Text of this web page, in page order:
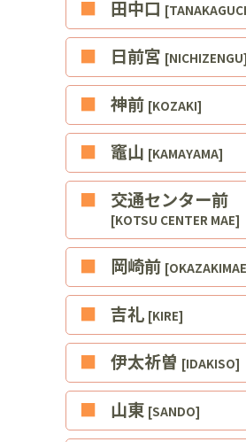
■田中口
■日前宮 [NICHIZENGU]
■神前 [KOZAKI]
■竈山 [KAMAYAMA]
■交通センター前
[KOTSU CENTER MAE]
■岡崎前
■吉礼 [KIRE]
■伊太祈曽 [IDAKISO]
■山東 [SANDO]